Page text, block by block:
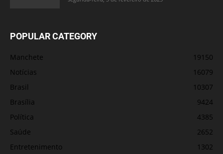
POPULAR CATEGORY
Manchete
19150
Notícias
16079
Brasil
10307
Brasília
9424
Política
4385
Saúde
2652
Entretenimento
1302